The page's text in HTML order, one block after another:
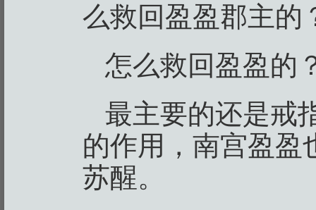
么救回盈盈郡主的
怎么救回盈盈的
最主要的还是戒
的作用，南宫盈盈
苏醒。